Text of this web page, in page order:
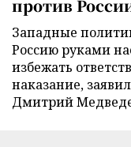
против
Западные
Россию руками
избежать
наказание,
Дмитрий